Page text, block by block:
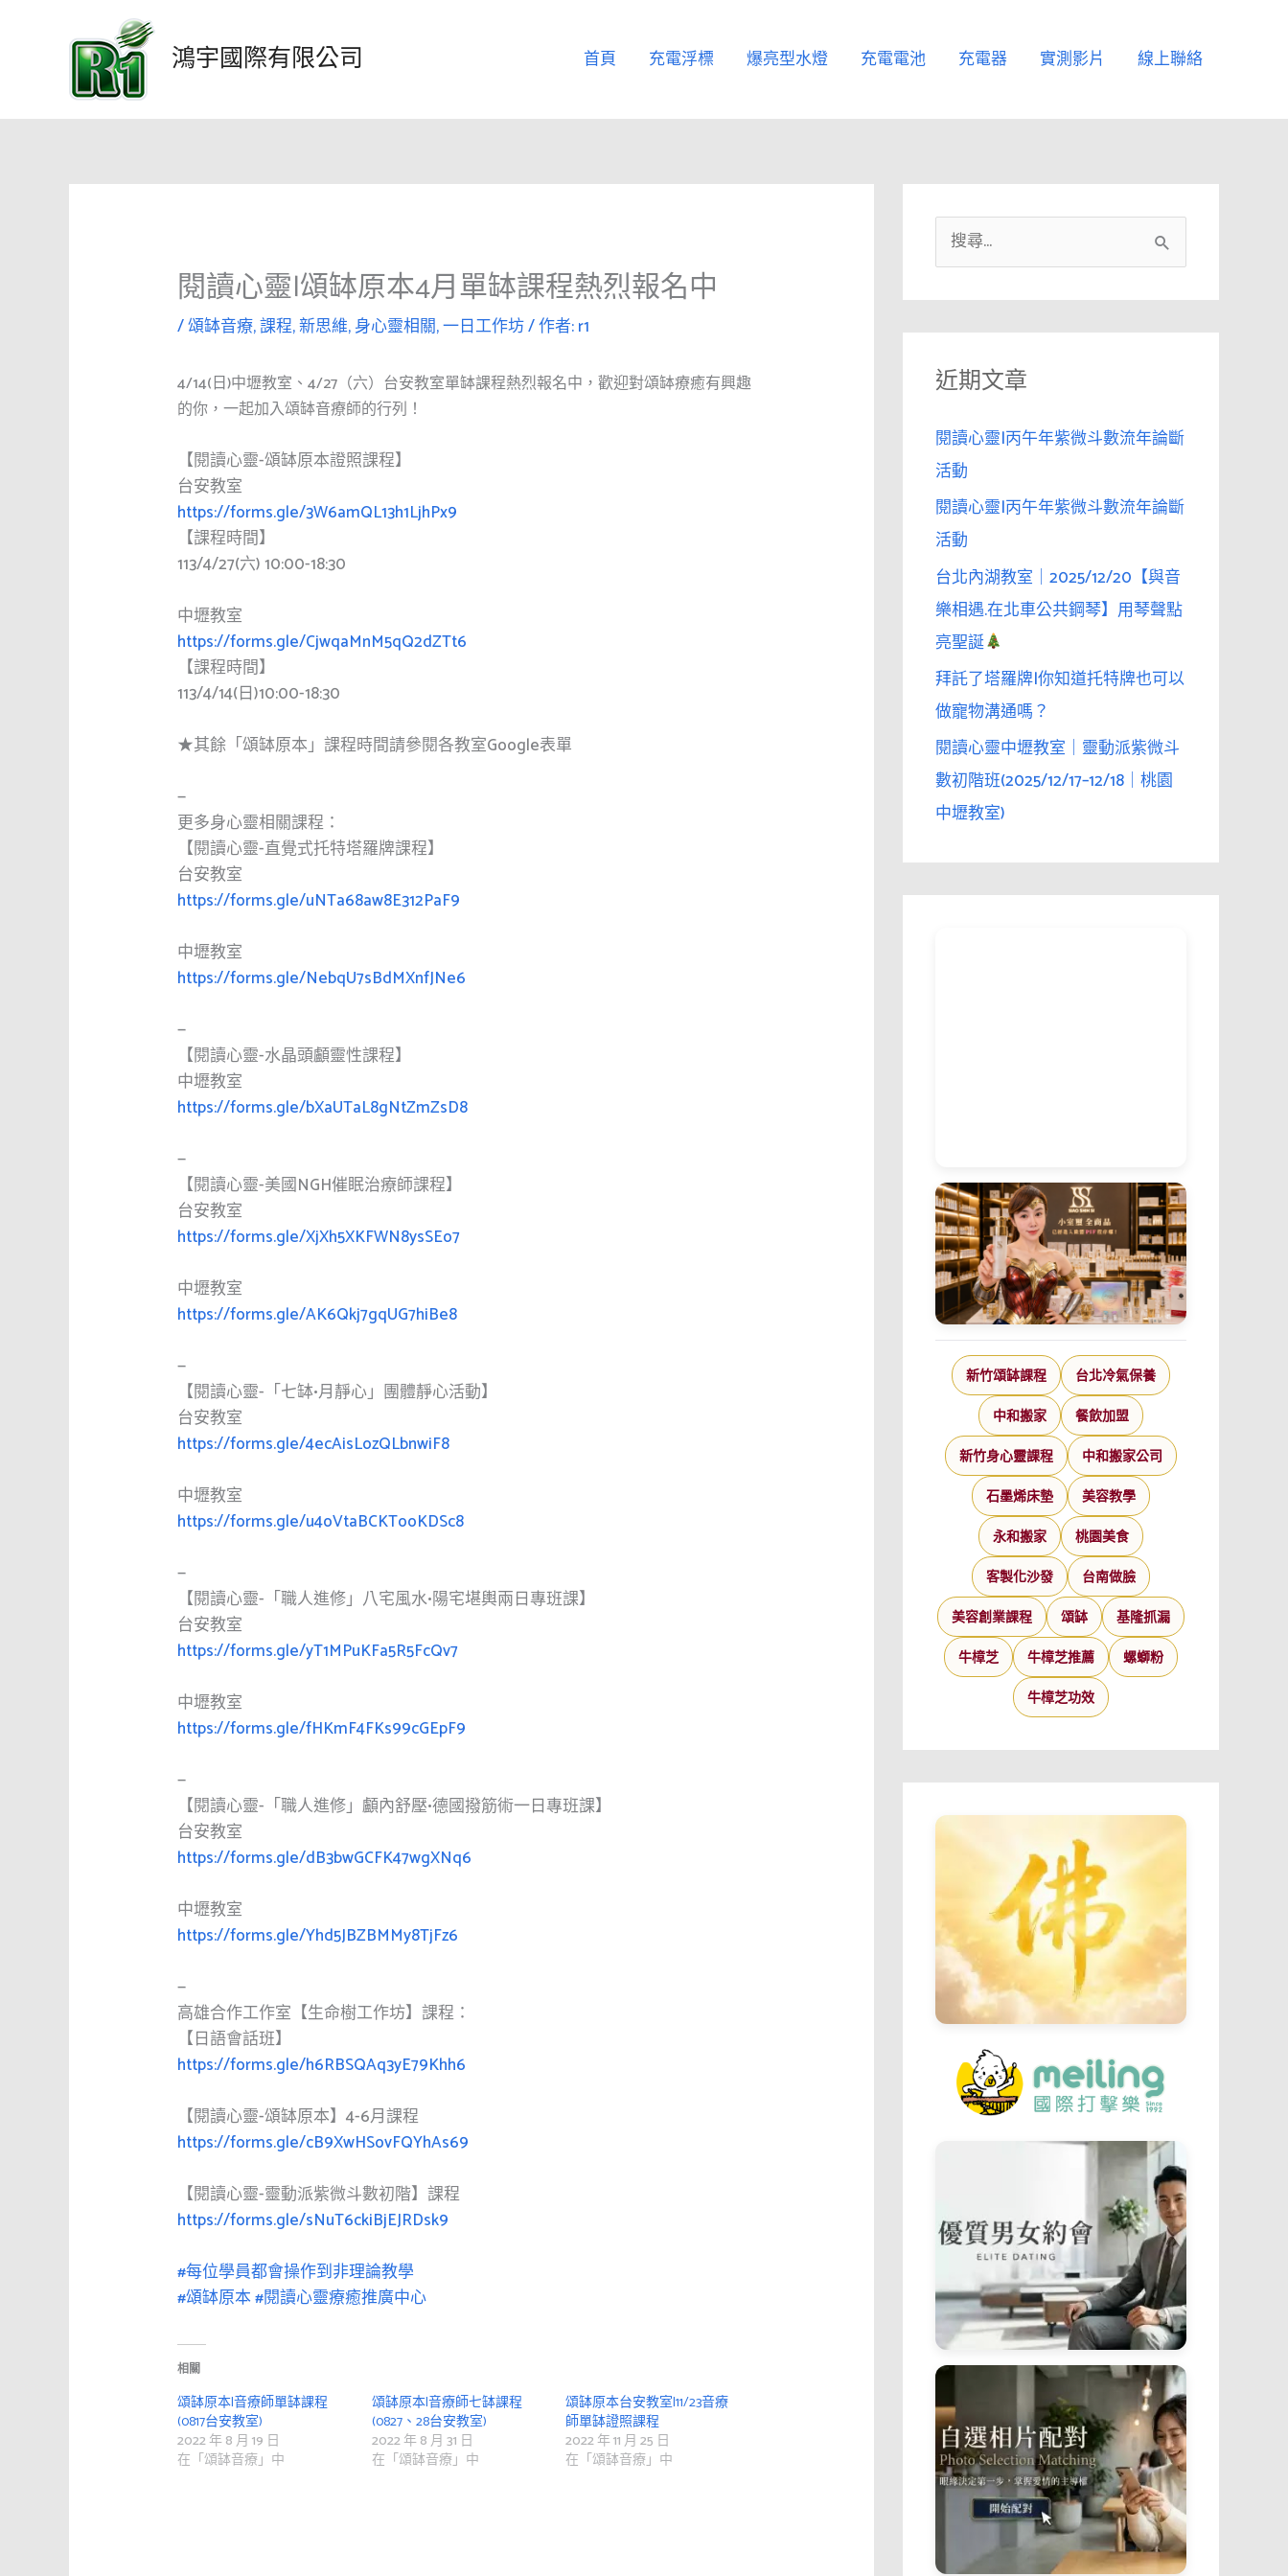
內
鴻宇國際有限公司 首頁 充電浮標 爆亮型水燈 充電電池 充電器 實測影片 線上聯絡
閱讀心靈|頌缽原本4月單缽課程熱烈報名中
/頌缽音療,課程,新思維,身心靈相關,一日工作坊/ 作者:r1
4/14(日)中壢教室、4/27（六）台安教室單缽課程熱烈報名中，歡迎對頌缽療癒有興趣
的你，一起加入頌缽音療師的行列！
【閱讀心靈-頌缽原本證照課程】
台安教室
https://forms.gle/3W6amQL13h1LjhPx9
【課程時間】
113/4/27(六) 10:00-18:30
中壢教室
https://forms.gle/CjwqaMnM5qQ2dZTt6
【課程時間】
113/4/14(日)10:00-18:30
★其餘「頌缽原本」課程時間請參閱各教室Google表單
—
更多身心靈相關課程：
【閱讀心靈-直覺式托特塔羅牌課程】
台安教室
https://forms.gle/uNTa68aw8E312PaF9
中壢教室
https://forms.gle/NebqU7sBdMXnfJNe6
—
【閱讀心靈-水晶頭顱靈性課程】
中壢教室
https://forms.gle/bXaUTaL8gNtZmZsD8
—
【閱讀心靈-美國NGH催眠治療師課程】
台安教室
https://forms.gle/XjXh5XKFWN8ysSEo7
中壢教室
https://forms.gle/AK6Qkj7gqUG7hiBe8
—
【閱讀心靈-「七缽•月靜心」團體靜心活動】
台安教室
https://forms.gle/4ecAisLozQLbnwiF8
中壢教室
https://forms.gle/u4oVtaBCKTooKDSc8
—
【閱讀心靈-「職人進修」八宅風水•陽宅堪輿兩日專班課】
台安教室
https://forms.gle/yT1MPuKFa5R5FcQv7
中壢教室
https://forms.gle/fHKmF4FKs99cGEpF9
—
【閱讀心靈-「職人進修」顱內舒壓•德國撥筋術一日專班課】
台安教室
https://forms.gle/dB3bwGCFK47wgXNq6
中壢教室
https://forms.gle/Yhd5JBZBMMy8TjFz6
—
高雄合作工作室【生命樹工作坊】課程：
【日語會話班】
https://forms.gle/h6RBSQAq3yE79Khh6
【閱讀心靈-頌缽原本】4-6月課程
https://forms.gle/cB9XwHSovFQYhAs69
【閱讀心靈-靈動派紫微斗數初階】課程
https://forms.gle/sNuT6ckiBjEJRDsk9
#每位學員都會操作到非理論教學
#頌缽原本#閱讀心靈療癒推廣中心
相關
頌缽原本|音療師單缽課程
(0817台安教室)
2022 年 8 月 19 日
在「頌缽音療」中
頌缽原本|音療師七缽課程
(0827、28台安教室)
2022 年 8 月 31 日
在「頌缽音療」中
頌缽原本台安教室|11/23音療
師單缽證照課程
2022 年 11 月 25 日
在「頌缽音療」中
尋
關
鍵
字
近期文章
閱讀心靈|丙午年紫微斗數流年論斷
活動
閱讀心靈|丙午年紫微斗數流年論斷
活動
台北內湖教室｜2025/12/20【與音
樂相遇.在北車公共鋼琴】用琴聲點
亮聖誕
拜託了塔羅牌|你知道托特牌也可以
做寵物溝通嗎？
閱讀心靈中壢教室｜靈動派紫微斗
數初階班(2025/12/17–12/18｜桃園
中壢教室)
新竹頌缽課程 台北冷氣保養
中和搬家 餐飲加盟
新竹身心靈課程 中和搬家公司
石墨烯床墊 美容教學
永和搬家 桃園美食
客製化沙發 台南做臉
美容創業課程 頌缽 基隆抓漏
牛樟芝 牛樟芝推薦 螺螄粉
牛樟芝功效